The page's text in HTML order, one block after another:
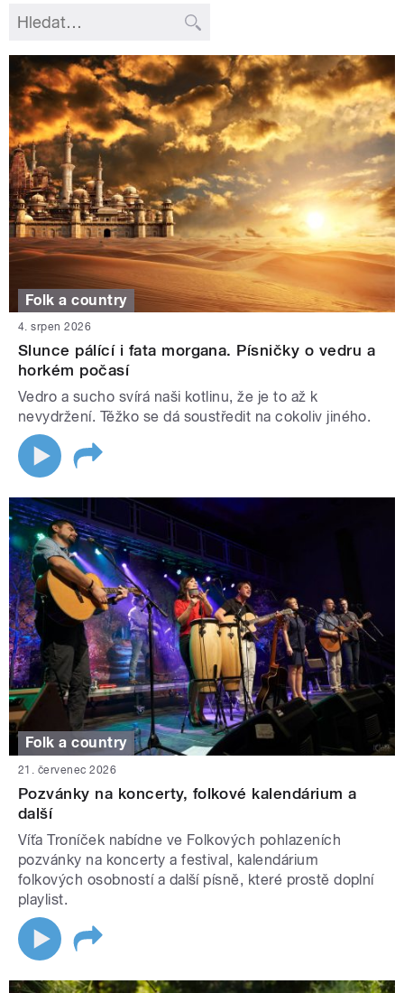
Folk a country
4. srpen 2026
Slunce pálící i fata morgana. Písničky o vedru a
horkém počasí
Vedro a sucho svírá naši kotlinu, že je to až k
nevydržení. Těžko se dá soustředit na cokoliv jiného.
Folk a country
21. červenec 2026
Pozvánky na koncerty, folkové kalendárium a
další
Víťa Troníček nabídne ve Folkových pohlazeních
pozvánky na koncerty a festival, kalendárium
folkových osobností a další písně, které prostě doplní
playlist.